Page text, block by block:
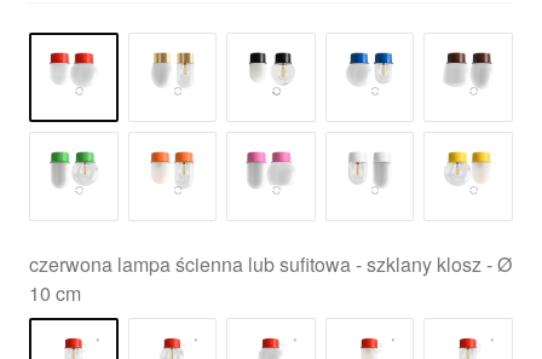
czerwona lampa ścienna lub sufitowa - szklany klosz - Ø
10 cm